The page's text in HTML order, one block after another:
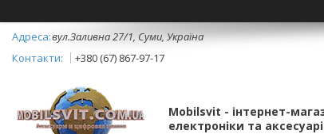
вул.Заливна 27/1, Суми, Україна
+380 (67) 867-97-17
Mobilsvit - інтернет-
електроніки та